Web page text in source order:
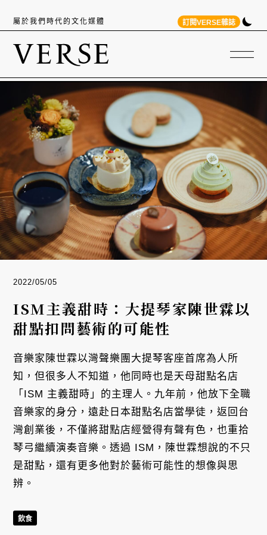
屬於我們時代的文化媒體 訂閱VERSE雜誌
2022/05/05
ISM主義甜時：大提琴家陳世霖以
甜點扣問藝術的可能性
音樂家陳世霖以灣聲樂團大提琴客座首席為人所
知，但很多人不知道，他同時也是天母甜點名店
「ISM 主義甜時」的主理人。九年前，他放下全職
音樂家的身分，遠赴日本甜點名店當學徒，返回台
灣創業後，不僅將甜點店經營得有聲有色，也重拾
琴弓繼續演奏音樂。透過 ISM，陳世霖想說的不只
是甜點，還有更多他對於藝術可能性的想像與思
辨。
飲食